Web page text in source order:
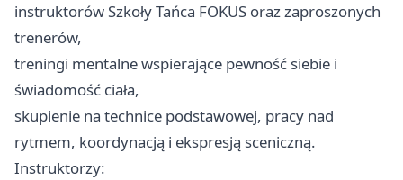
instruktorów Szkoły Tańca FOKUS oraz zaproszonych
trenerów,
treningi mentalne wspierające pewność siebie i
świadomość ciała,
skupienie na technice podstawowej, pracy nad
rytmem, koordynacją i ekspresją sceniczną.
Instruktorzy: